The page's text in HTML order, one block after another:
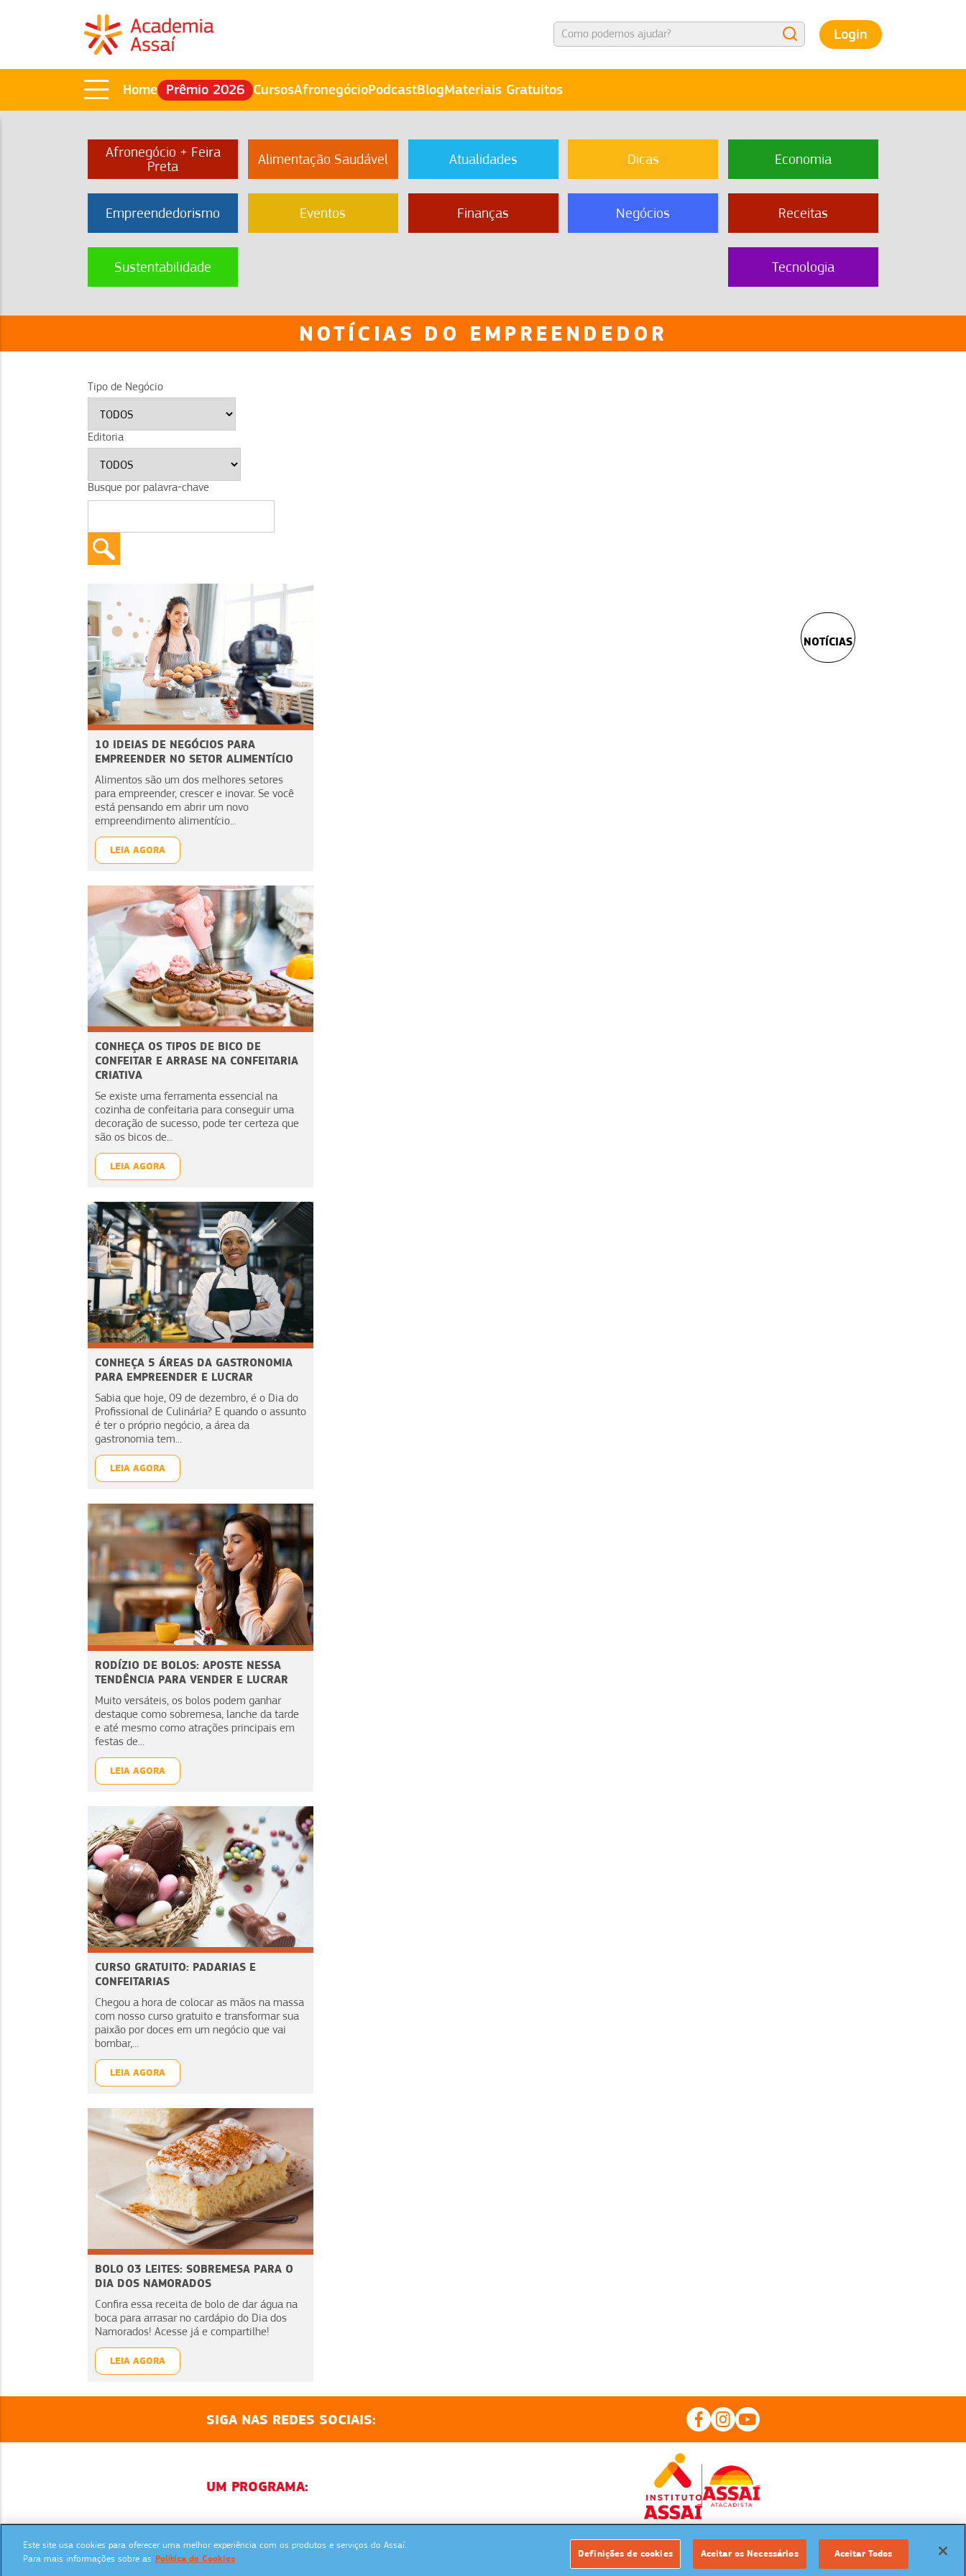
Login
Home Prêmio 2026 CursosAfronegócioPodcastBlogMateriais Gratuitos
Afronegócio + Feira
Preta
Alimentação Saudável Atualidades Dicas Economia
Empreendedorismo Eventos Finanças Negócios Receitas
Sustentabilidade Tecnologia
NOTÍCIAS DO EMPREENDEDOR
Tipo de Negócio
Editoria
Busque por palavra-chave
10 IDEIAS DE NEGÓCIOS PARA
EMPREENDER NO SETOR ALIMENTÍCIO
Alimentos são um dos melhores setores
para empreender, crescer e inovar. Se você
está pensando em abrir um novo
empreendimento alimentício...
LEIA AGORA
CONHEÇA OS TIPOS DE BICO DE
CONFEITAR E ARRASE NA CONFEITARIA
CRIATIVA
Se existe uma ferramenta essencial na
cozinha de confeitaria para conseguir uma
decoração de sucesso, pode ter certeza que
são os bicos de...
LEIA AGORA
CONHEÇA 5 ÁREAS DA GASTRONOMIA
PARA EMPREENDER E LUCRAR
Sabia que hoje, 09 de dezembro, é o Dia do
Profissional de Culinária? E quando o assunto
é ter o próprio negócio, a área da
gastronomia tem...
LEIA AGORA
RODÍZIO DE BOLOS: APOSTE NESSA
TENDÊNCIA PARA VENDER E LUCRAR
Muito versáteis, os bolos podem ganhar
destaque como sobremesa, lanche da tarde
e até mesmo como atrações principais em
festas de...
LEIA AGORA
CURSO GRATUITO: PADARIAS E
CONFEITARIAS
Chegou a hora de colocar as mãos na massa
com nosso curso gratuito e transformar sua
paixão por doces em um negócio que vai
bombar,...
LEIA AGORA
BOLO 03 LEITES: SOBREMESA PARA O
DIA DOS NAMORADOS
Confira essa receita de bolo de dar água na
boca para arrasar no cardápio do Dia dos
Namorados! Acesse já e compartilhe!
LEIA AGORA
NOTÍCIAS
SIGA NAS REDES SOCIAIS:
UM PROGRAMA:
Este site usa cookies para oferecer uma melhor experiência com os produtos e serviços do Assaí.
Para mais informações sobre as Política de Cookies Definições de cookies Aceitar os Necessários Aceitar Todos